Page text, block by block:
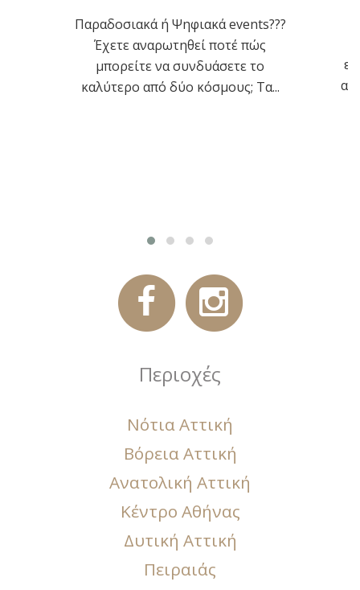
Παραδοσιακά ή Ψηφιακά events???
Έχετε αναρωτηθεί ποτέ πώς
μπορείτε να συνδυάσετε το
καλύτερο από δύο κόσμους; Τα...
Περιοχές
Νότια Αττική
Βόρεια Αττική
Ανατολική Αττική
Κέντρο Αθήνας
Δυτική Αττική
Πειραιάς